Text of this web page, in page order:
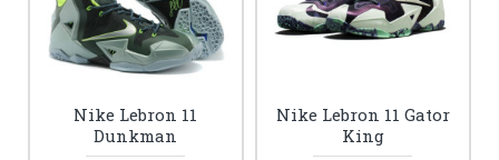
Nike Lebron 11
Dunkman
Nike Lebron 11 Gator
King